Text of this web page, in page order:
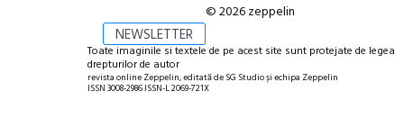
NEWSLETTER
© 2026 zeppelin
Toate imaginile si textele de pe acest site sunt protejate de legea
drepturilor de autor
revista online Zeppelin, editată de SG Studio și echipa Zeppelin
ISSN 3008-2986 ISSN-L 2069-721X